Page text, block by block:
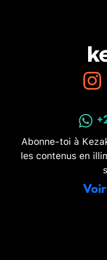
Abonne-toi à
les contenus en